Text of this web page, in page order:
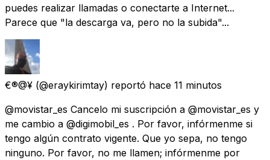
puedes realizar llamadas o conectarte a Internet...
Parece que "la descarga va, pero no la subida"...
€®@¥ (@eraykirimtay) reportó hace 11 minutos
@movistar_es Cancelo mi suscripción a @movistar_es y
me cambio a @digimobil_es . Por favor, infórmenme si
tengo algún contrato vigente. Que yo sepa, no tengo
ninguno. Por favor, no me llamen; infórmenme por